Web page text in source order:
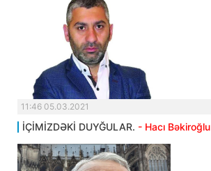
11:46 05.03.2021
İÇİMİZDƏKİ DUYĞULAR. - Hacı Bəkiroğlu